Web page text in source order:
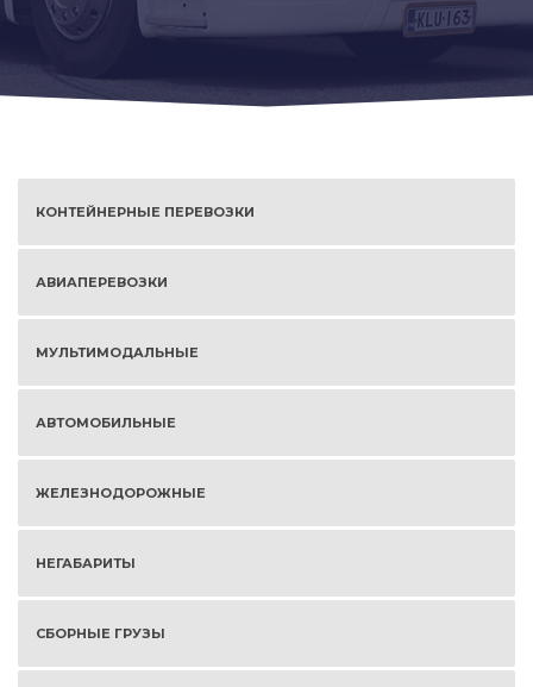
КОНТЕЙНЕРНЫЕ ПЕРЕВОЗКИ
АВИАПЕРЕВОЗКИ
МУЛЬТИМОДАЛЬНЫЕ
АВТОМОБИЛЬНЫЕ
ЖЕЛЕЗНОДОРОЖНЫЕ
НЕГАБАРИТЫ
СБОРНЫЕ ГРУЗЫ